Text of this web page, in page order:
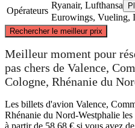
Opérateurs
Ryanair, Lufthansa
Eurowings, Vueling,
Rechercher le meilleur prix
Meilleur moment pour
pas chers de Valence,
Cologne, Rhénanie du
Les billets d'avion Valence,
Rhénanie du Nord-Westphalie
à partir de 58,68 € si vous avez